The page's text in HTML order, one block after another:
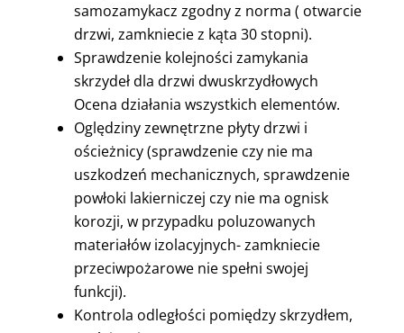
samozamykacz zgodny z norma ( otwarcie
drzwi, zamkniecie z kąta 30 stopni).
Sprawdzenie kolejności zamykania
skrzydeł dla drzwi dwuskrzydłowych
Ocena działania wszystkich elementów.
Oględziny zewnętrzne płyty drzwi i
ościeżnicy (sprawdzenie czy nie ma
uszkodzeń mechanicznych, sprawdzenie
powłoki lakierniczej czy nie ma ognisk
korozji, w przypadku poluzowanych
materiałów izolacyjnych- zamkniecie
przeciwpożarowe nie spełni swojej
funkcji).
Kontrola odległości pomiędzy skrzydłem,